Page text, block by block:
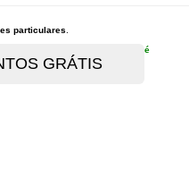
particulares
é